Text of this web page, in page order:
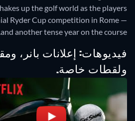
up the golf world as the players
Ryder Cup competition in Rome —
and another tense year on the course.
فيديوهات: إعلانات بانر،
ولقطات خاصة.